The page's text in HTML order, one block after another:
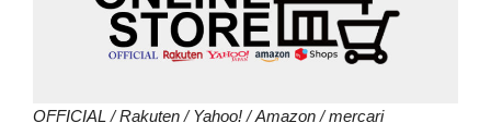
OFFICIAL /Rakuten/Yahoo!/Amazon/mercari